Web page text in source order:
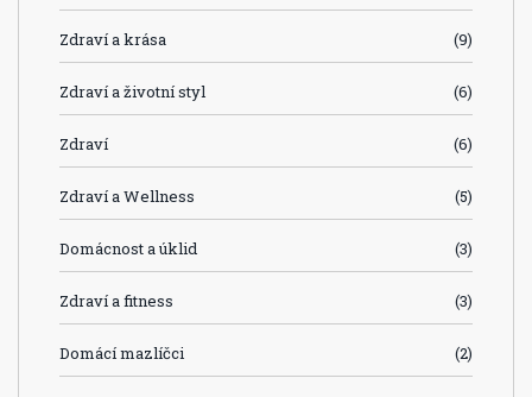
Zdraví a krása (9)
Zdraví a životní styl (6)
Zdraví (6)
Zdraví a Wellness (5)
Domácnost a úklid (3)
Zdraví a fitness (3)
Domácí mazlíčci (2)